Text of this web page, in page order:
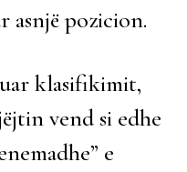
asnjë pozicion.
klasifikimit,
vend si edhe
e